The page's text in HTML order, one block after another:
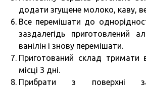
додати згущене молоко, каву,
Все перемішати до
заздалегідь приготовлений
ванілін і знову перемішати.
Приготований склад тримати
місці 3 дні.
Прибрати з поверхні